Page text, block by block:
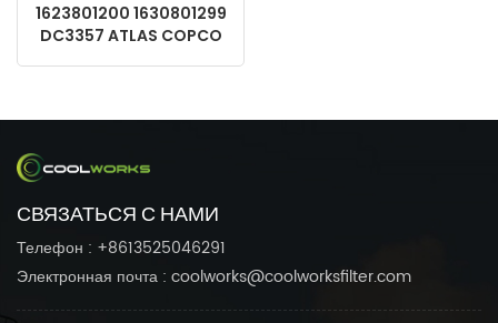
1623801200 1630801299
DC3357 ATLAS COPCO
масла.
СВЯЗАТЬСЯ С НАМИ
Телефон : +8613525046291
Электронная почта : coolworks@coolworksfilter.com